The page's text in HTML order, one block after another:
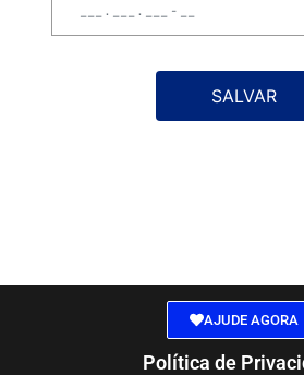
SALVAR
AJUDE AGORA
Política de